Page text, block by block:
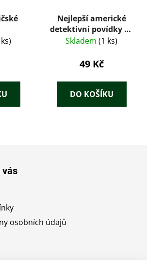
Nejlepší americké
detektivní povídky 2 -
Scott Turow
Skladem (1 ks)
49 Kč
DO KOŠÍKU
vás
osobních údajů